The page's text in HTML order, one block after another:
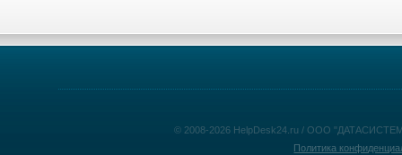
© 2008-2026 HelpDesk24.ru / ООО
Политика